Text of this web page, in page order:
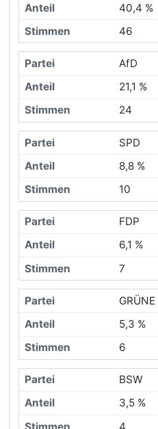
40,4 %
46
AfD
21,1 %
24
SPD
8,8 %
10
FDP
6,1 %
7
GRÜNE
5,3 %
6
BSW
3,5 %
4